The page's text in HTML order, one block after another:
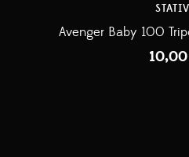
Avenger Baby 100
10,00